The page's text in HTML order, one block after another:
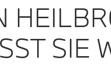
SIE